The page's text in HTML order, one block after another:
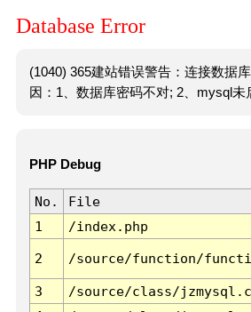
Database Error
(1040) 365建站错误警告：连接数据
因：1、数据库密码不对; 2、mysql未
PHP Debug
No. File
1
/index.php
2 /source/function/
3 /source/class/